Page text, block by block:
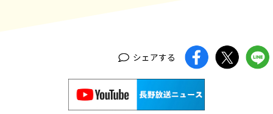
シェアする